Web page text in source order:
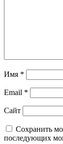
Имя *
Email *
Сайт
Сохранить
последующих